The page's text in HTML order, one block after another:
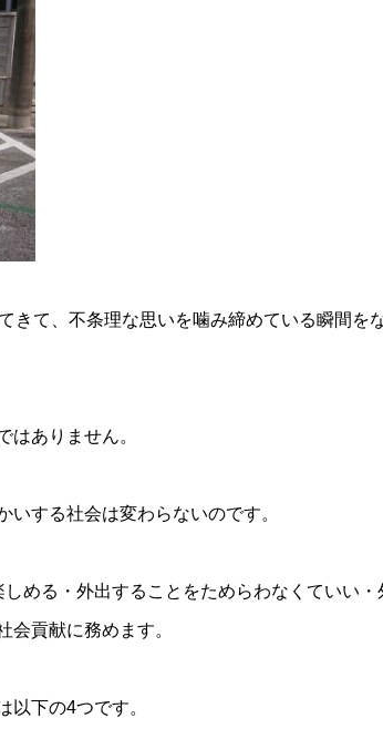
きて、不条理な思いを噛み締めている瞬間を
ありません。
する社会は変わらないのです。
める・外出することをためらわなくていい・
貢献に務めます。
以下の4つです。